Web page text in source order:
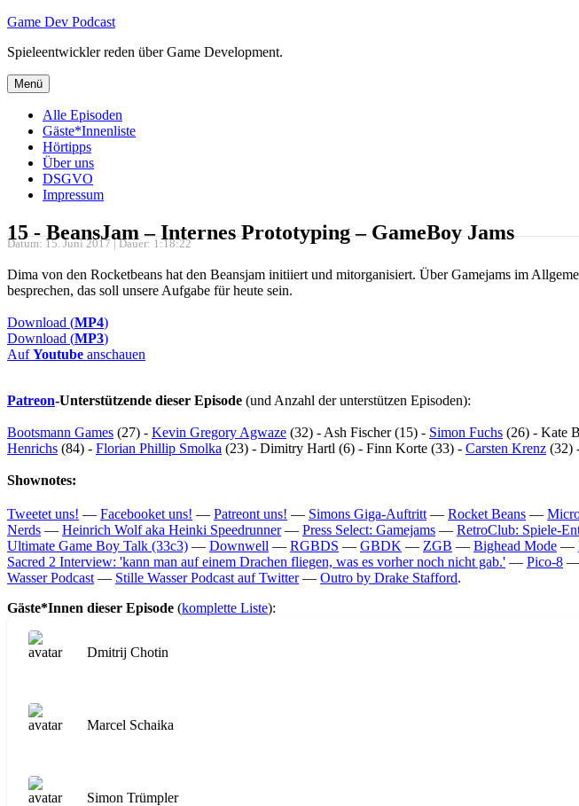
Zum
springen
Game Dev Podcast
Spieleentwickler reden über Game Development.
Menü
Alle Episoden
Gäste*Innenliste
Hörtipps
Über uns
DSGVO
Impressum
15 - BeansJam – Internes Prototyping – GameBoy Jams
Datum: 15. Juni 2017 | Dauer: 1:18:22
Dima von den Rocketbeans hat den Beansjam initiiert und mitorganisiert. Über Gamejams im
besprechen, das soll unsere Aufgabe für heute sein.
Download (MP4)
Download (MP3)
AufYoutube anschauen
Patreon-Unterstützende dieser Episode (und Anzahl der unterstützen Episoden):
Bootsmann Games (27) - Kevin Gregory Agwaze (32) - Ash Fischer (15) - Simon Fuchs (26) - Kate
Henrichs (84) - Florian Phillip Smolka (23) - Dimitry Hartl (6) - Finn Korte (33) - Carsten Krenz (32)
Shownotes:
Tweetet uns! — Facebooket uns! — Patreont uns! — Simons Giga-Auftritt — Rocket Beans —
Nerds — Heinrich Wolf aka Heinki Speedrunner— Press Select: Gamejams — RetroClub: Spiele-
Ultimate Game Boy Talk (33c3) — Downwell — RGBDS — GBDK — ZGB — Bighead Mode —
Sacred 2 Interview: 'kann man auf einem Drachen fliegen, was es vorher noch nicht gab.' — Pico-8
Wasser Podcast — Stille Wasser Podcast auf Twitter— Outro by Drake Stafford.
Gäste*Innen dieser Episode (komplette Liste):
Dmitrij Chotin
Marcel Schaika
Simon Trümpler